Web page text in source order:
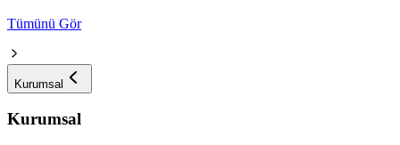
Tümünü Gör
Kurumsal
Kurumsal